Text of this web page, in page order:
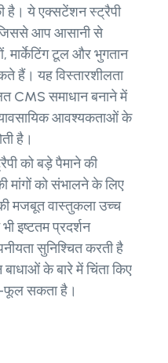
है। ये एक्सटेंशन स्ट्रैपी
जिससे आप आसानी से
मार्केटिंग टूल और भुगतान
हैं। यह विस्तारशीलता
CMS समाधान बनाने में
आवश्यकताओं के
है।
को बड़े पैमाने की
मांगों को संभालने के लिए
मजबूत वास्तुकला उच्च
इष्टतम प्रदर्शन
सुनिश्चित करती है
के बारे में चिंता किए
फूल सकता है।